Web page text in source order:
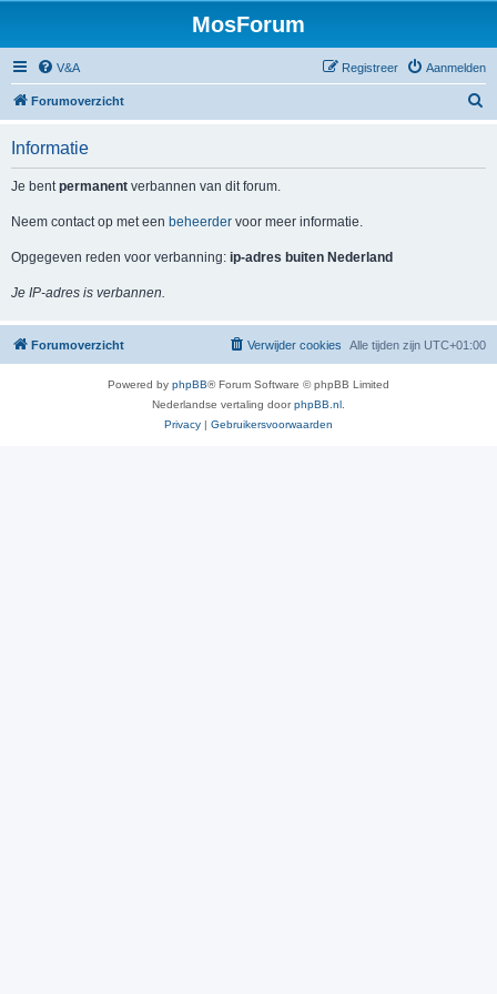
MosForum
V&A Aanmelden
Registreer
Forumoverzicht
Informatie
Je bentpermanent verbannen van dit forum.
Neem contact op met een beheerder voor meer informatie.
Opgegeven reden voor verbanning: ip-adres buiten Nederland
Je IP-adres is verbannen.
Forumoverzicht Alle tijden zijn UTC+01:00
Verwijder cookies
Powered by phpBB® Forum Software © phpBB Limited
Nederlandse vertaling doorphpBB.nl
Privacy | Gebruikersvoorwaarden